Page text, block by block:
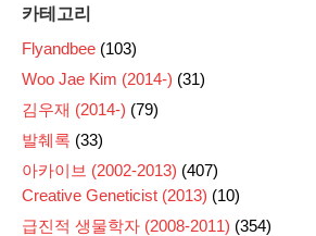
카테고리
Flyandbee (103)
Woo Jae Kim (2014-) (31)
김우재 (2014-) (79)
발췌록 (33)
아카이브 (2002-2013) (407)
Creative Geneticist (2013) (10)
급진적 생물학자 (2008-2011) (354)